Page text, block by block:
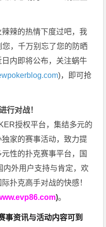
辣的热情下度过吧，我
，千万别忘了您的防晒
内即将公布，关注蜗牛
)，即可抢
行对战！
授权平台，集结多元的
家的赛事活动，致力提
性的扑克赛事平台，国
内外用户支持与肯定，欢
扑克高手对战的快感！
)。
事资讯与活动内容可到